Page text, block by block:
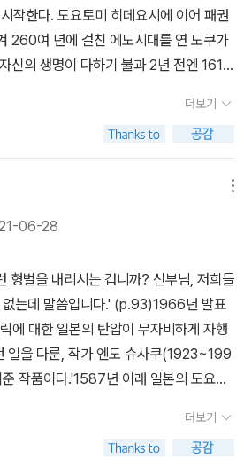
작한다. 도요토미 히데요시에 이어 패권
260여 년에 걸친 에도시대를 연 도쿠가
신의 생명이 다하기 불과 2년 전엔 1614
전 지구에 복된 말씀을 퍼뜨리는 것을 사
37명이 비밀리에 일본 열도에 남아 계
이 가운데 포르투갈 예수회 소속된 페레
. 페레이라 신부는 일본의 관구장, 성직
성직자로 일찍이 포르투갈에서도 신학
던 사제. 그런데 포르투갈의 아시아 식
식에 의하면, 1633년에 일본 정부에 발
매는’ 고문을 받고 배교背敎, 그리스도
거였다. 일찍이 고결한 페레이라 신부의
의 제자인 프란치스코 가르페, 호안테, 그
티안 로드리고 신부는 바티칸에서 출발
라의 배교로 인해 추락한 교회의 명예를
레이라가 배교를 한데는 특별한 이유가 있
게 알아내기 위하여 일본으로 떠나기로
더보기
06-28
형벌을 내리시는 겁니까? 신부님, 저희들
없는데 말씀입니다.' (p.93)1966년 발표
에 대한 일본의 탄압이 무자비하게 자행
일을 다룬, 작가 엔도 슈사쿠(1923~199
작품이다.'1587년 이래 일본의 도요토
서 수많은 신자와 성직자들이 고문받고
미에 이어 막부정권을 세운 도쿠가와 이
더보기